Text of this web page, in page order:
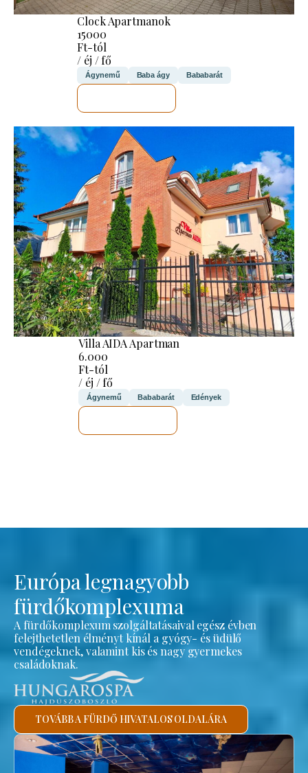
Clock Apartmanok
15000
Ft-tól
/ éj / fő
Ágynemű Baba ágy Bababarát
Villa AIDA Apartman
6.000
Ft-tól
/ éj / fő
Ágynemű Bababarát Edények
Európa legnagyobb
fürdőkomplexuma
A fürdőkomplexum szolgáltatásaival egész évben
felejthetetlen élményt kínál a gyógy- és üdülő
vendégeknek, valamint kis és nagy gyermekes
családoknak.
TOVÁBB A FÜRDŐ HIVATALOS OLDALÁRA